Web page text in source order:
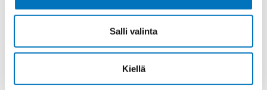
Salli valinta
Kiellä
Tiiviste
NBR